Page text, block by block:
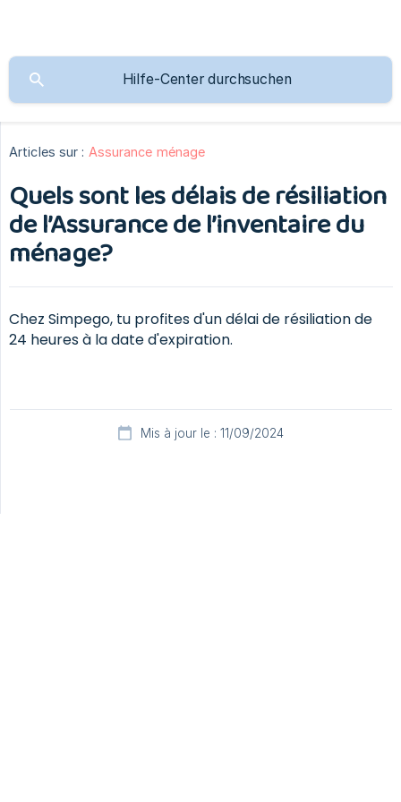
Articles sur : Assurance ménage
Quels sont les délais de résiliation
de l’Assurance de l’inventaire du
ménage?
Chez Simpego, tu profites d'un délai de résiliation de
24 heures à la date d'expiration.
Mis à jour le : 11/09/2024